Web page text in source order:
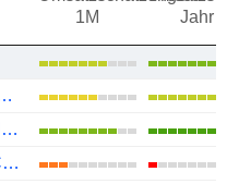
1M
Jahr
CORPORATION
WUXI LEAD INTELLIGENT EQUIPMENT CO.,LTD.
SUZHOU MAXWELL TECHNOLOGIES CO., LTD.